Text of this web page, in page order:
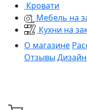
Кровати
Мебель на
Кухни на
О магазине
Отзывы